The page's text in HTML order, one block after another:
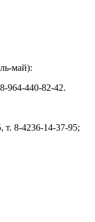
май):
964-440-82-42.
8-4236-14-37-95;